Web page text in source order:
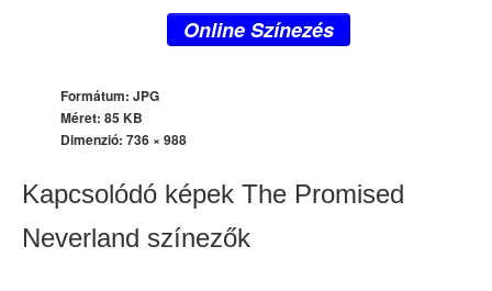
Online Színezés
Formátum: JPG
Méret: 85 KB
Dimenzió: 736 × 988
Kapcsolódó képek The Promised
Neverland színezők